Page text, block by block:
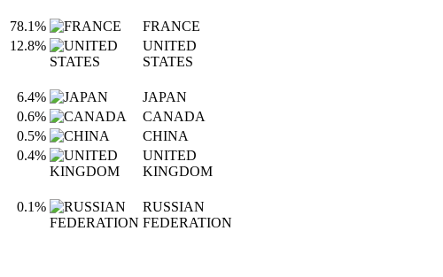
78.1%
FRANCE
12.8%
UNITED
STATES
6.4%
JAPAN
0.6%
CANADA
0.5%
CHINA
0.4%
UNITED
KINGDOM
0.1%
RUSSIAN
FEDERATION